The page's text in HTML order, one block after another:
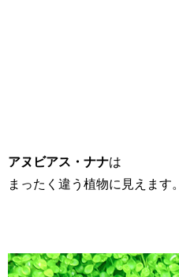
アヌビアス・ナナは
まったく違う植物に見えます。